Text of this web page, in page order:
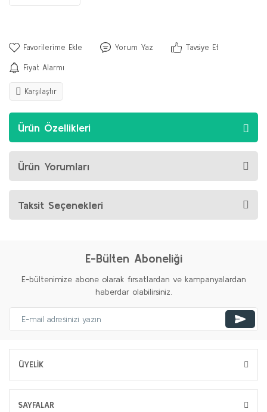
Yorum Yaz Tavsiye Et
Fiyat Alarmı
Karşılaştır
Ürün Özellikleri
Ürün Yorumları
Taksit Seçenekleri
E-Bülten Aboneliği
E-bültenimize abone olarak fırsatlardan ve kampanyalardan
haberdar olabilirsiniz.
ÜYELİK
SAYFALAR